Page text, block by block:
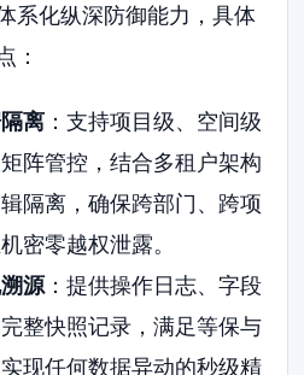
系化纵深防御能力，具体
：
离：支持项目级、空间级
阵管控，结合多租户架构
隔离，确保跨部门、跨项
密零越权泄露。
源：提供操作日志、字段
整快照记录，满足等保与
现任何数据异动的秒级精